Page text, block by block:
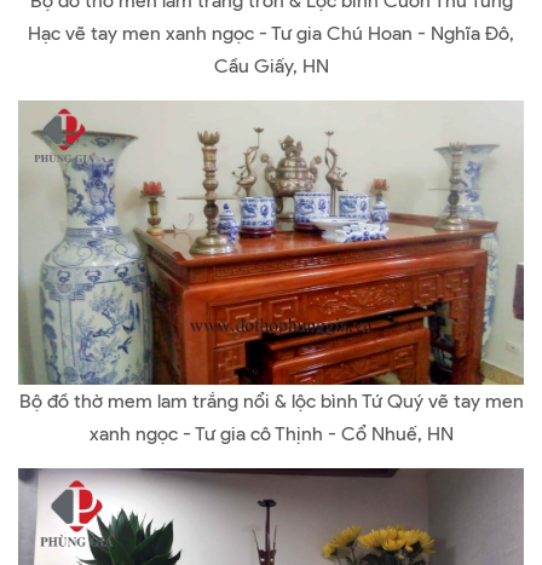
Hạc vẽ tay men xanh ngọc - Tư gia Chú Hoan - Nghĩa Đô,
Cầu Giấy, HN
Bộ đồ thờ mem lam trắng nổi & lộc bình Tứ Quý vẽ tay men
xanh ngọc - Tư gia cô Thịnh - Cổ Nhuế, HN